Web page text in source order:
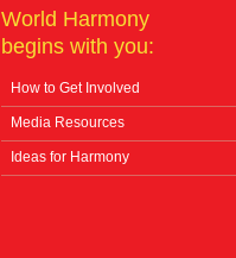
World Harmony
begins with you:
How to Get Involved
Media Resources
Ideas for Harmony